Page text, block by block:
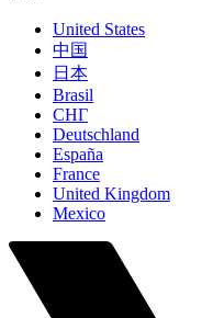
United States
中国
日本
Brasil
СНГ
Deutschland
España
France
United Kingdom
Mexico